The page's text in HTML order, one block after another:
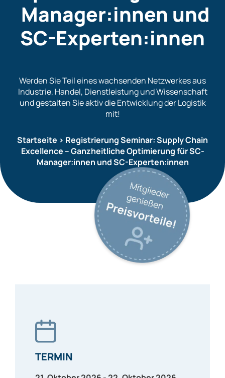
Manager:innen und
SC-Experten:innen
Werden Sie Teil eines wachsenden Netzwerkes aus
Industrie, Handel, Dienstleistung und Wissenschaft
und gestalten Sie aktiv die Entwicklung der Logistik
mit!
Startseite > Registrierung Seminar: Supply Chain
Excellence – Ganzheitliche Optimierung für SC-
Manager:innen und SC-Experten:innen
TERMIN